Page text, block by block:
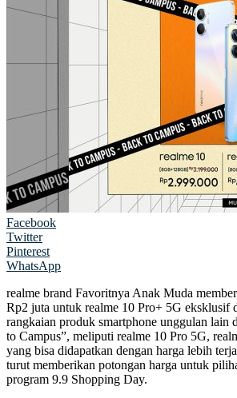
Facebook
Twitter
Pinterest
WhatsApp
realme brand Favoritnya Anak Muda
Rp2 juta untuk realme 10 Pro+ 5G eksklusif
rangkaian produk smartphone unggulan lain
to Campus”, meliputi realme 10 Pro 5G,
yang bisa didapatkan dengan harga lebih
turut memberikan potongan harga untuk
program 9.9 Shopping Day.